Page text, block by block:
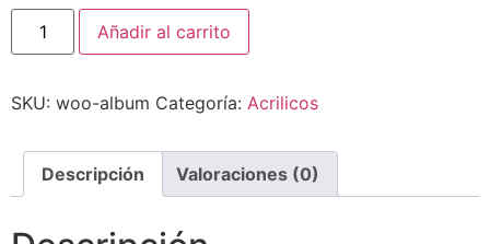
Añadir al carrito
SKU: woo-album Categoría: Acrilicos
Descripción Valoraciones (0)